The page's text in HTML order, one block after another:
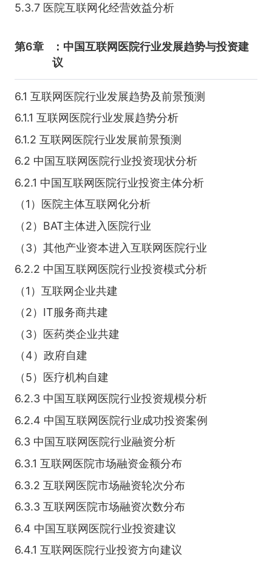
5.3.7 医院互联网化经营效益分析
第6章
：中国互联网医院行业发展趋势与投资建
议
6.1 互联网医院行业发展趋势及前景预测
6.1.1 互联网医院行业发展趋势分析
6.1.2 互联网医院行业发展前景预测
6.2 中国互联网医院行业投资现状分析
6.2.1 中国互联网医院行业投资主体分析
（1）医院主体互联网化分析
（2）BAT主体进入医院行业
（3）其他产业资本进入互联网医院行业
6.2.2 中国互联网医院行业投资模式分析
（1）互联网企业共建
（2）IT服务商共建
（3）医药类企业共建
（4）政府自建
（5）医疗机构自建
6.2.3 中国互联网医院行业投资规模分析
6.2.4 中国互联网医院行业成功投资案例
6.3 中国互联网医院行业融资分析
6.3.1 互联网医院市场融资金额分布
6.3.2 互联网医院市场融资轮次分布
6.3.3 互联网医院市场融资次数分布
6.4 中国互联网医院行业投资建议
6.4.1 互联网医院行业投资方向建议